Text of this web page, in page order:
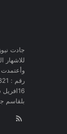
جادت
بلقاسم جبار العنوان :